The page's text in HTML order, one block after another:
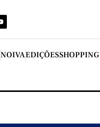
NOIVAEDIÇÕES